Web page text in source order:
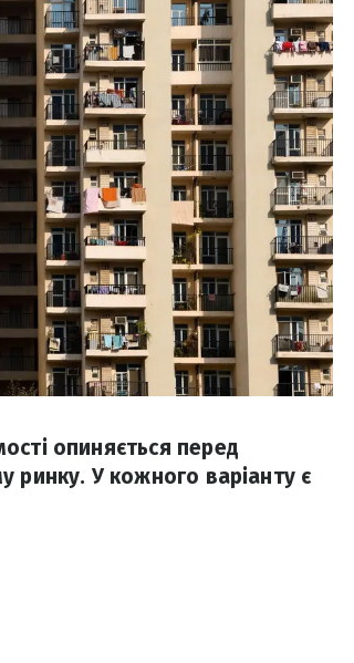
опиняється перед
ринку. У кожного варіанту є